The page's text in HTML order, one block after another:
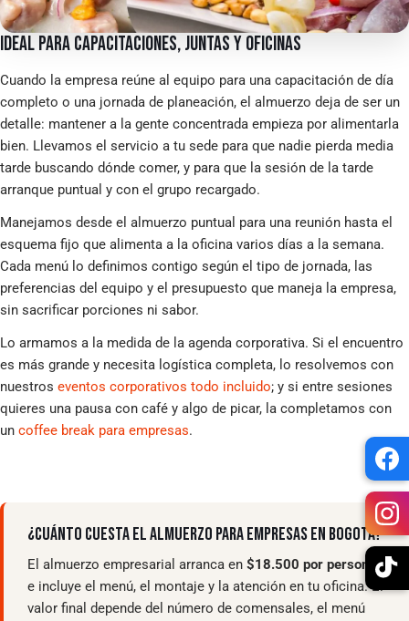
IDEAL PARA CAPACITACIONES, JUNTAS Y OFICINAS
Cuando la empresa reúne al equipo para una capacitación de día
completo o una jornada de planeación, el almuerzo deja de ser un
detalle: mantener a la gente concentrada empieza por alimentarla
bien. Llevamos el servicio a tu sede para que nadie pierda media
tarde buscando dónde comer, y para que la sesión de la tarde
arranque puntual y con el grupo recargado.
Manejamos desde el almuerzo puntual para una reunión hasta el
esquema fijo que alimenta a la oficina varios días a la semana.
Cada menú lo definimos contigo según el tipo de jornada, las
preferencias del equipo y el presupuesto que maneja la empresa,
sin sacrificar porciones ni sabor.
Lo armamos a la medida de la agenda corporativa. Si el encuentro
es más grande y necesita logística completa, lo resolvemos con
nuestros eventos corporativos todo incluido; y si entre sesiones
quieres una pausa con café y algo de picar, la completamos con
un coffee break para empresas.
¿CUÁNTO CUESTA EL ALMUERZO PARA EMPRESAS EN BOGOTÁ?
El almuerzo empresarial arranca en $18.500 por persona
e incluye el menú, el montaje y la atención en tu oficina. El
valor final depende del número de comensales, el menú